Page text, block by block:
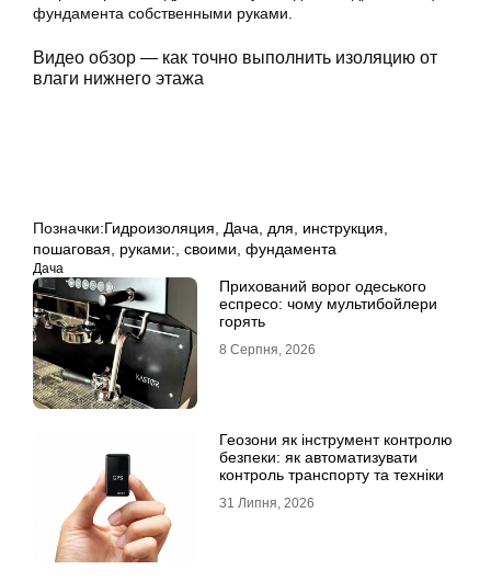
фундамента собственными руками.
Видео обзор — как точно выполнить изоляцию от
влаги нижнего этажа
Позначки:Гидроизоляция Дача для инструкция
пошаговая
руками: своими фундамента
Дача
Прихований ворог одеського
еспресо: чому мультибойлери
горять
8 Серпня, 2026
Геозони як інструмент контролю
безпеки: як автоматизувати
контроль транспорту та техніки
31 Липня, 2026